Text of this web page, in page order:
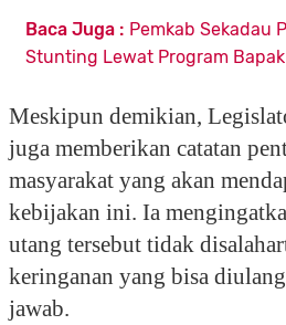
Baca Juga : Pemkab Sekadau
Stunting Lewat Program
Meskipun demikian,
juga memberikan catatan
masyarakat yang akan
kebijakan ini. Ia
utang tersebut tidak
keringanan yang bisa
jawab.